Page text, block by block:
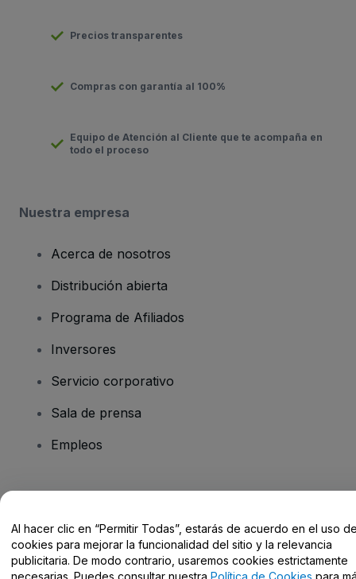
Precios transparentes
Compras con garantía al 100%
Equipo de Atención al Cliente que te acompaña en
todo el proceso
Nuestra empresa
Acerca de nosotros
Distribución abierta
Programa de Afiliados
Inversores
Servicio corporativo
Sala de prensa
Empleos
Centro de Ayuda / Contacto
Al hacer clic en “Permitir Todas”, estarás de acuerdo en el uso
cookies para mejorar la funcionalidad del sitio y la relevancia
publicitaria. De modo contrario, usaremos cookies estrictamente
necesarias. Puedes consultar nuestra Política de Cookies para